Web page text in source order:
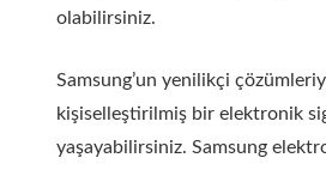
olabilirsiniz.
Samsung’un yenilikçi
kişiselleştirilmiş bir elektronik
yaşayabilirsiniz. Samsung